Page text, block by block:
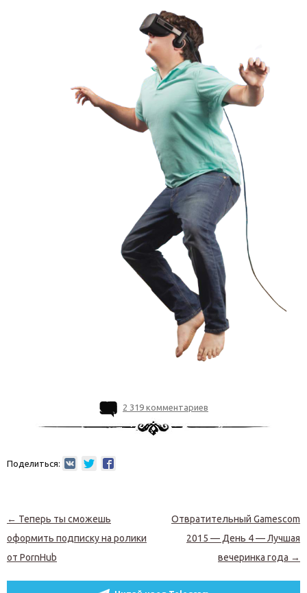
2 319 комментариев
Поделиться:
Навигация по записям
← Теперь ты сможешь
оформить подписку на ролики
от PornHub
Отвратительный Gamescom
2015 — День 4 — Лучшая
вечеринка года →